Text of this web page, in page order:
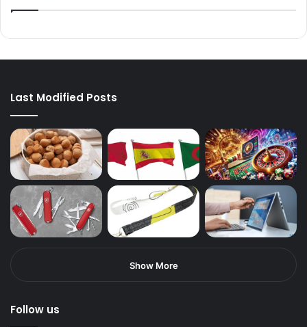
Last Modified Posts
Show More
Follow us